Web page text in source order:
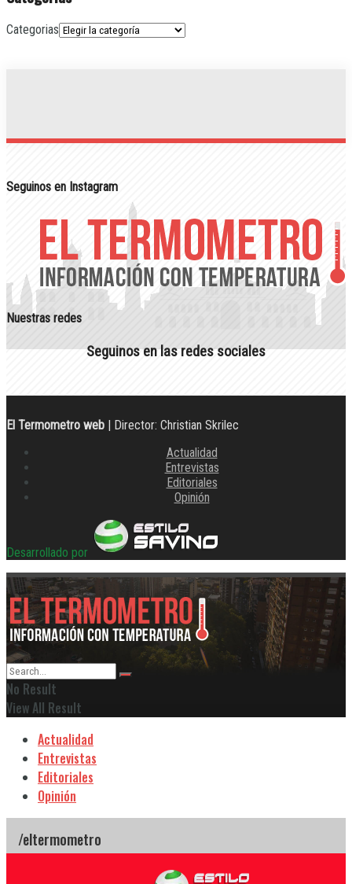
Categorias
Seguinos en Instagram
Nuestras redes
Seguinos en las redes sociales
El Termometro web | Director: Christian Skrilec
Actualidad
Entrevistas
Editoriales
Opinión
Desarrollado por
No Result
View All Result
Actualidad
Entrevistas
Editoriales
Opinión